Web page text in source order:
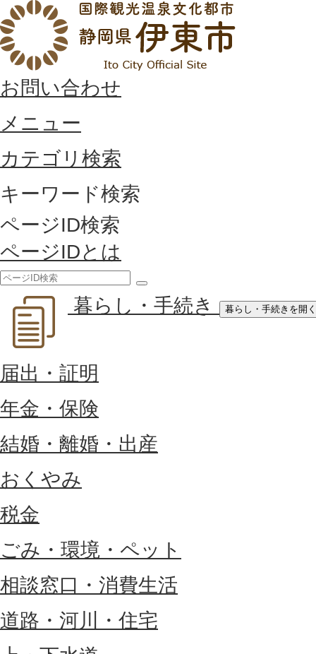
お問い合わせ
メニュー
カテゴリ検索
キーワード検索
ページID検索
ページIDとは
索
暮らし・手続き 暮らし・手続きを開く
届出・証明
年金・保険
結婚・離婚・出産
おくやみ
税金
ごみ・環境・ペット
相談窓口・消費生活
道路・河川・住宅